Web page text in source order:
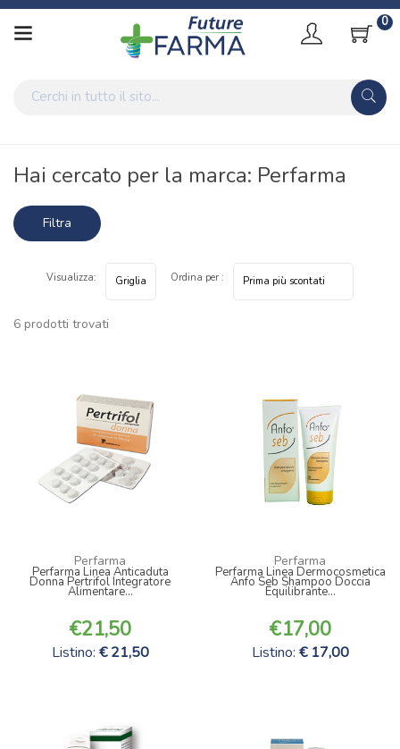
0
Home Marche parafarmaci Perfarma
Hai cercato per la marca: Perfarma
Filtra
6 prodotti trovati
Visualizza: Ordina per :
Perfarma
Perfarma Linea Anticaduta
Donna Pertrifol Integratore
Alimentare...
21,50
Listino: 21,50
Perfarma
Perfarma Linea Dermocosmetica
Anfo Seb Shampoo Doccia
Equilibrante...
17,00
Listino: 17,00